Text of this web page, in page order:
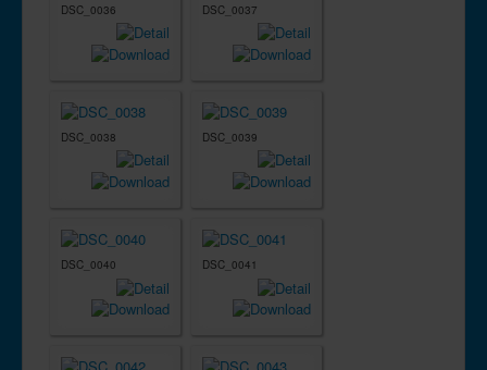
DSC_0036 DSC_0037
DSC_0038 DSC_0039
DSC_0040 DSC_0041